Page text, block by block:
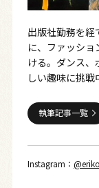
出版社勤務を経
に、ファッシ
ける。ダンス、
しい趣味に挑戦
執筆記事一覧
Instagram：